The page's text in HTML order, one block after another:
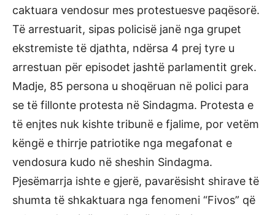
caktuara vendosur mes protestuesve paqësorë.
Të arrestuarit, sipas policisë janë nga grupet
ekstremiste të djathta, ndërsa 4 prej tyre u
arrestuan për episodet jashtë parlamentit grek.
Madje, 85 persona u shoqëruan në polici para
se të fillonte protesta në Sindagma. Protesta e
të enjtes nuk kishte tribunë e fjalime, por vetëm
këngë e thirrje patriotike nga megafonat e
vendosura kudo në sheshin Sindagma.
Pjesëmarrja ishte e gjerë, pavarësisht shirave të
shumta të shkaktuara nga fenomeni “Fivos” që